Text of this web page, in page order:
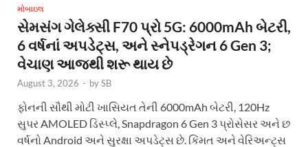
મોબાઇલ
સેમસંગ ગેલેક્સી F70 પ્રો 5G: 6000mAh બેટરી,
6 વર્ષનાં અપડેટ્સ, અને સ્નેપડ્રેગન 6 Gen 3;
વેચાણ આજથી શરૂ થાય છે
August 3, 2026 - bySB
ફોનની સૌથી મોટી ખાસિયત તેની 6000mAh બેટરી, 120Hz
સુપર AMOLED ડિસ્પ્લે, Snapdragon 6 Gen 3 પ્રોસેસર અને છ
વર્ષનો Android અને સુરક્ષા અપડેટ્સ છે. કિંમત અને વેરિઅન્ટ્સ